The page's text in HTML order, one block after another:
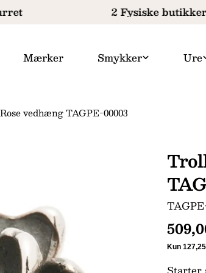
2 Fysiske butikker
Mærker Smykker Ure
vedhæng TAGPE-00003
SKU:
pris